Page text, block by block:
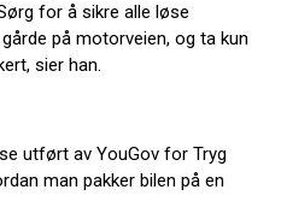
for å sikre alle løse
på motorveien, og ta kun
sier han.
utført av YouGov for Tryg
man pakker bilen på en